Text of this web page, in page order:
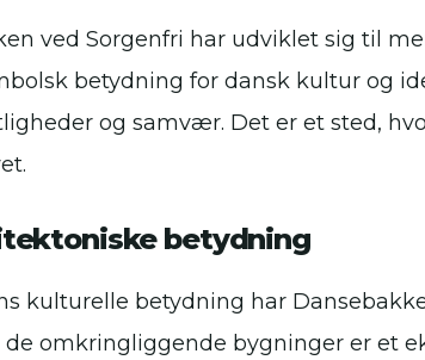
ved Sorgenfri har udviklet sig til
betydning for dansk kultur og
og samvær. Det er et sted,
betydning
kulturelle betydning har
de omkringliggende bygninger er et